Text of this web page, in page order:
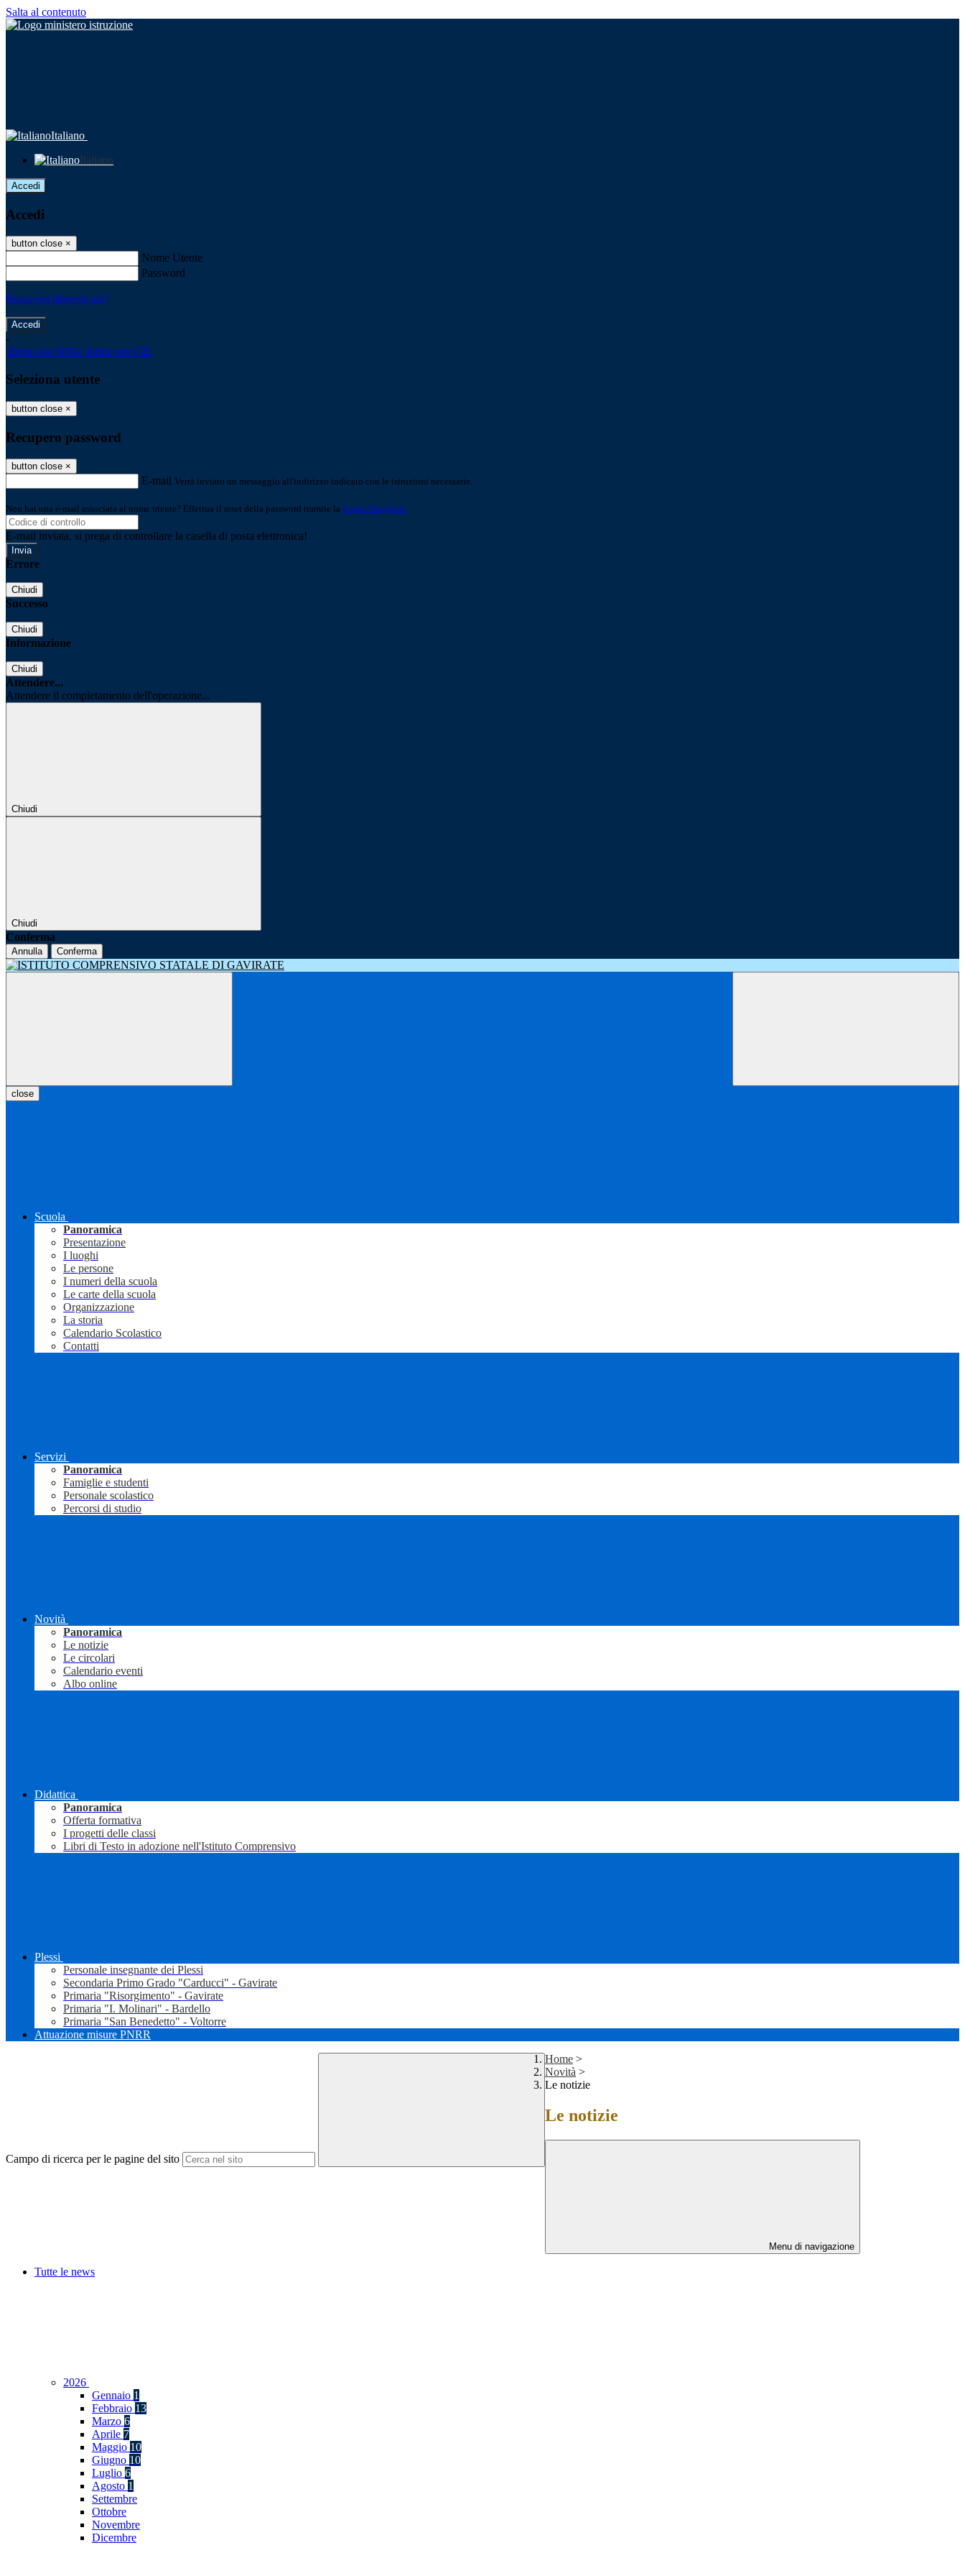
Salta al contenuto
Italiano
Italiano
Accedi
Accedi
button close ×
Nome Utente
Password
Password dimenticata?
-
Entra con SPID Entra con CIE
Seleziona utente
button close ×
Recupero password
button close ×
E-mail Verrà inviato un messaggio all'indirizzo indicato con le istruzioni necessarie.
Non hai una e-mail associata al nome utente? Effettua il reset della password tramite la Login Spaggiari
E-mail inviata, si prega di controllare la casella di posta elettronica!
Errore
Chiudi
Successo
Chiudi
Informazione
Chiudi
Attendere...
Attendere il completamento dell'operazione...
Chiudi
Chiudi
Conferma
Annulla Conferma
close
Scuola
Panoramica
Presentazione
I luoghi
Le persone
I numeri della scuola
Le carte della scuola
Organizzazione
La storia
Calendario Scolastico
Contatti
Servizi
Panoramica
Famiglie e studenti
Personale scolastico
Percorsi di studio
Novità
Panoramica
Le notizie
Le circolari
Calendario eventi
Albo online
Didattica
Panoramica
Offerta formativa
I progetti delle classi
Libri di Testo in adozione nell'Istituto Comprensivo
Plessi
Personale insegnante dei Plessi
Secondaria Primo Grado "Carducci" - Gavirate
Primaria "Risorgimento" - Gavirate
Primaria "I. Molinari" - Bardello
Primaria "San Benedetto" - Voltorre
Attuazione misure PNRR
Campo di ricerca per le pagine del sito
Home >
Novità >
Le notizie
Le notizie
Menu di navigazione
Tutte le news
2026
Gennaio 1
Febbraio 13
Marzo 6
Aprile 7
Maggio 10
Giugno 10
Luglio 6
Agosto 1
Settembre
Ottobre
Novembre
Dicembre